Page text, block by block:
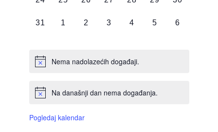
0
31
0
1
0
2
0
3
0
4
0
5
0
6
Nema nadolazećih događaji.
Na današnji dan nema događanja.
Pogledaj kalendar